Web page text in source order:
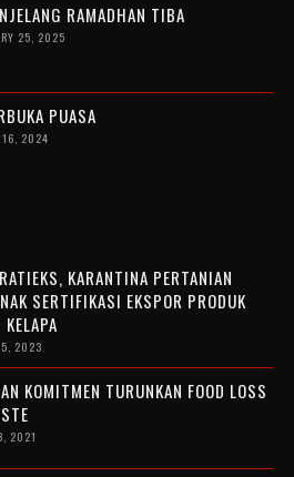
RAMADHAN TIBA
25, 2025
PUASA
16, 2024
KARANTINA PERTANIAN
SERTIFIKASI EKSPOR PRODUK
2023
KOMITMEN TURUNKAN FOOD LOSS
2021